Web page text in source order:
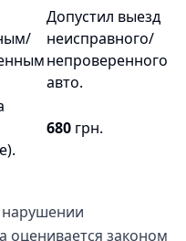
Допустил выезд
неисправного/
непроверенного
авто.
680 грн.
оценивается законом